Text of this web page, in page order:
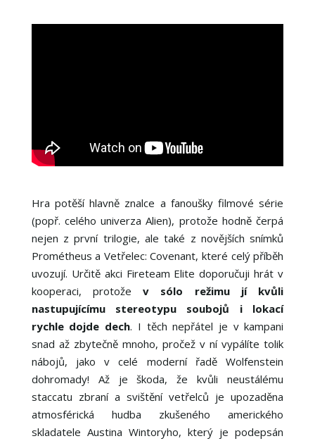
Hra potěší hlavně znalce a fanoušky filmové série
(popř. celého univerza Alien), protože hodně čerpá
nejen z první trilogie, ale také z novějších snímků
Prométheus a Vetřelec: Covenant, které celý příběh
uvozují. Určitě akci Fireteam Elite doporučuji hrát v
kooperaci, protožev sólo režimu jí kvůli
nastupujícímu stereotypu soubojů i lokací
rychle dojde dech. I těch nepřátel je v kampani
snad až zbytečně mnoho, pročež v ní vypálíte tolik
nábojů, jako v celé moderní řadě Wolfenstein
dohromady! Až je škoda, že kvůli neustálému
staccatu zbraní a svištění vetřelců je upozaděna
atmosférická hudba zkušeného amerického
skladatele Austina Wintoryho, který je podepsán